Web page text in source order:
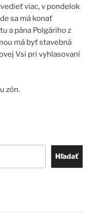
viac, v pondelok
sa má konať
a pána Polgáriho z
má byť stavebná
Vsi pri vyhlasovaní
zón.
Hľadať